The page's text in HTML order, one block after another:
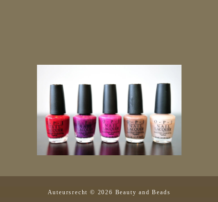
Auteursrecht © 2026 Beauty and Beads